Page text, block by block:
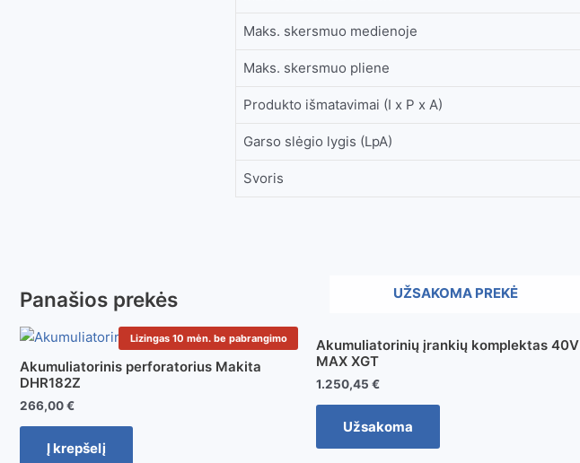
Maks. skersmuo medienoje
Maks. skersmuo pliene
Produkto išmatavimai (I x P x A)
Garso slėgio lygis (LpA)
Svoris
Panašios prekės
Lizingas 10 mėn. be pabrangimo
Akumuliatorinis perforatorius Makita
DHR182Z
266,00€
Į krepšelį
UŽSAKOMA PREKĖ
Akumuliatorinių įrankių komplektas 40V
MAX XGT
1.250,45 €
Užsakoma